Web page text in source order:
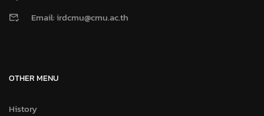
Email: irdcmu@cmu.ac.th
OTHER MENU
History